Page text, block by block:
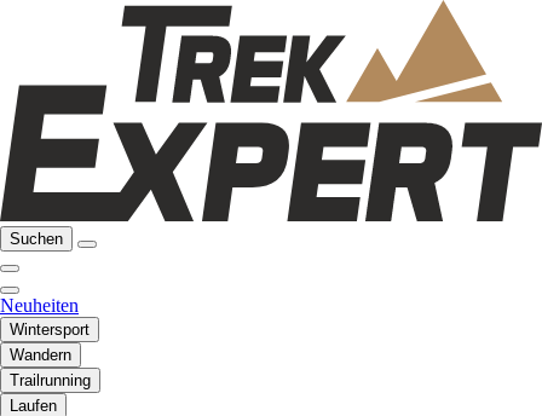
Suchen
Neuheiten
Wintersport
Wandern
Trailrunning
Laufen